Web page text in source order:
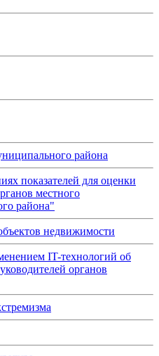
района
показателей для оценки
местного
района"
недвижимости
IT-технологий об
органов